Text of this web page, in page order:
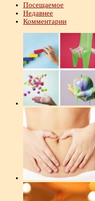
Посещаемое
Недавнее
Комментарии